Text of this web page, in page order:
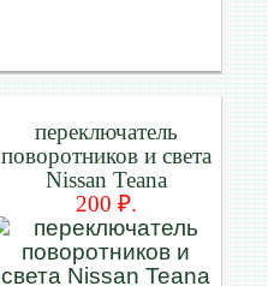
переключатель
поворотников и света
Nissan Teana
200 ₽.